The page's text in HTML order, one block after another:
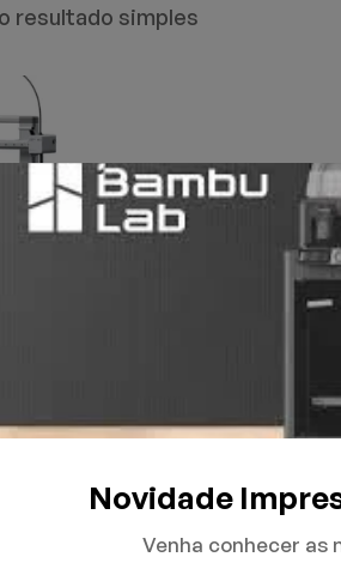
resultado simples
Novidade
Venha conhecer as